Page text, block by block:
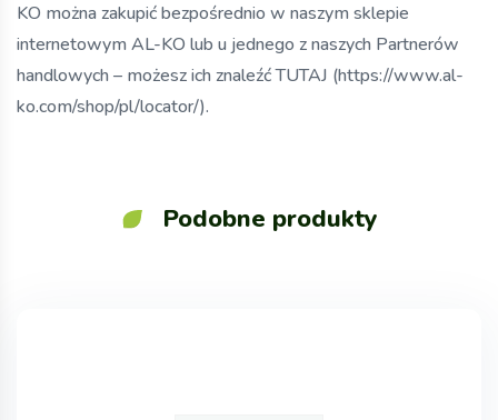
KO można zakupić bezpośrednio w naszym sklepie
internetowym AL-KO lub u jednego z naszych Partnerów
handlowych – możesz ich znaleźć TUTAJ (https://www.al-
ko.com/shop/pl/locator/).
Podobne produkty